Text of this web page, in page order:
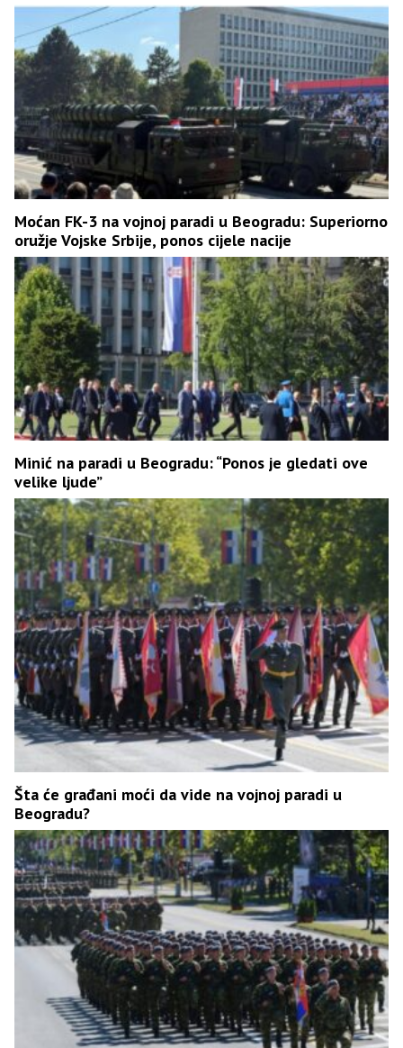
Moćan FK-3 na vojnoj paradi u Beogradu: Superiorno
oružje Vojske Srbije, ponos cijele nacije
Minić na paradi u Beogradu: “Ponos je gledati ove
velike ljude”
Šta će građani moći da vide na vojnoj paradi u
Beogradu?